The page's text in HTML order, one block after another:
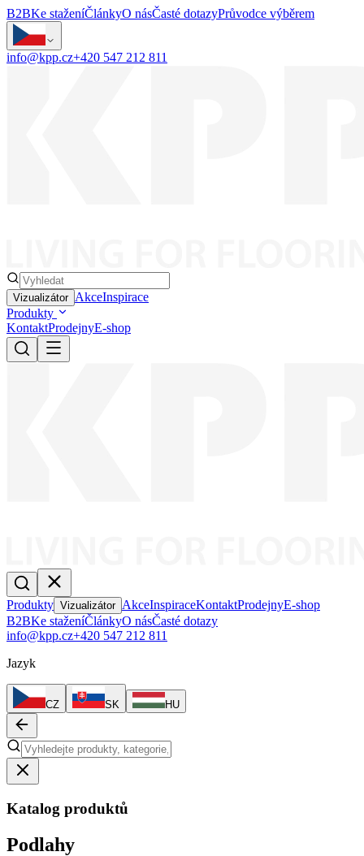
B2BKe staženíČlánkyO násČasté dotazyPrůvodce výběrem
info@kpp.cz+420 547 212 811
Vizualizátor AkceInspirace
Produkty
KontaktProdejnyE-shop
Produkty Vizualizátor AkceInspiraceKontaktProdejnyE-shop
B2BKe staženíČlánkyO násČasté dotazy
info@kpp.cz+420 547 212 811
Jazyk
CZ SK HU
Katalog produktů
Podlahy